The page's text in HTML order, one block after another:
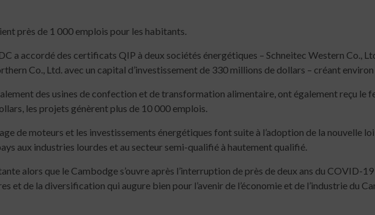
près de 1 000 emplois pour les habitants.
a accordé des certificats QIP à deux sociétés énergétiques – Schneitec Western Co.,
Co., Ltd. avec un capital d’investissement de 330 millions de dollars – créant environ
des usines de confection et de transformation alimentaire, ont également reçu le
les projets génèrent plus de 10 000 emplois.
de moteurs et les investissements énergétiques font suite à l’adoption de la nouvelle
aux industries lourdes et au secteur semi-qualifié à hautement qualifié.
alors que le Cambodge s’ouvre après l’interruption de près de deux ans du COVID-
et de la diversification qui augure bien pour l’avenir de l’économie et de l’industrie du